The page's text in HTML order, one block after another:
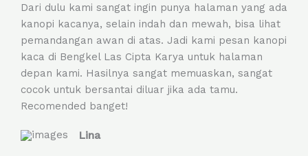
t
e
d
5
o
u
t
Dari dulu kami sangat ingin punya halaman yang ada
kanopi kacanya, selain indah dan mewah, bisa lihat
pemandangan awan di atas. Jadi kami pesan kanopi
kaca di Bengkel Las Cipta Karya untuk halaman
depan kami. Hasilnya sangat memuaskan, sangat
cocok untuk bersantai diluar jika ada tamu.
Recomended banget!
Lina